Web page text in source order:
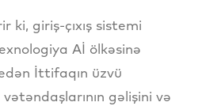
ki, giriş-çıxış sistemi
Aİ ölkəsinə
İttifaqın üzvü
gəlişini və